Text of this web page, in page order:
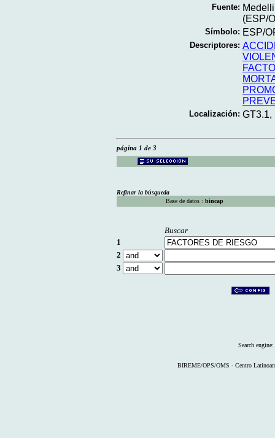
Fuente:
(ESP/
Símbolo: ESP/
Descriptores:
Localización: GT3.1,
página 1 de 3
Refinar la búsqueda
Base de datos : bincap
Buscar
1
2
3
Search engine:
BIREME/OPS/OMS - Centro